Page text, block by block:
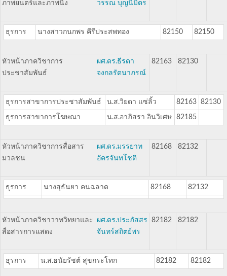
ภาพยนตร์และภาพนิ่ง
วรรณ บุญนิมิตร
ธุรการ นางสาวกนกพร คีรีประสพทอง 82150 82150
หัวหน้าภาควิชาการ
ประชาสัมพันธ์
ผศ.ดร.ธีรดา
จงกลรัตนาภรณ์
82163 82130
ธุรการสาขาการประชาสัมพันธ์ น.ส.วิยดา แซ่ลิ้ว 82163 82130
ธุรการสาขาการโฆษณา น.ส.อาภิสรา อินวิเศษ 82185
หัวหน้าภาควิชาการสื่อสาร
มวลชน
ผศ.ดร.มรรยาท
อัครจันทโชติ
82168 82132
ธุรการ นางสุธันยา คนฉลาด 82168 82132
หัวหน้าภาควิชาวาทวิทยาและ
สื่อสารการแสดง
ผศ.ดร.ประภัสสร
จันทร์สถิตย์พร
82182 82182
ธุรการ น.ส.ธนัยรัชต์ สุขกระโทก 82182 82182